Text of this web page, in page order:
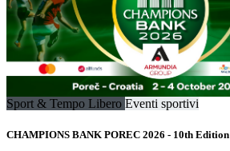
Sport & Tempo Libero Eventi sportivi
CHAMPIONS BANK POREC 2026 - 10th Edition